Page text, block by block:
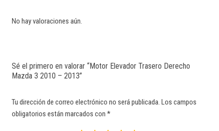
No hay valoraciones aún.
Sé el primero en valorar “Motor Elevador Trasero Derecho
Mazda 3 2010 – 2013”
Tu dirección de correo electrónico no será publicada. Los campos
obligatorios están marcados con *